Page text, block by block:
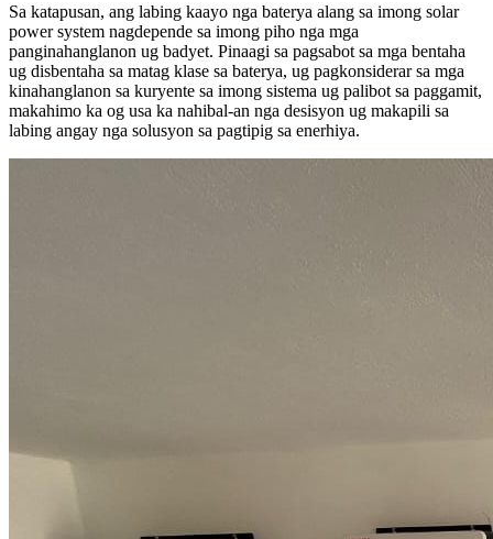
Sa katapusan, ang labing kaayo nga baterya alang sa imong solar
power system nagdepende sa imong piho nga mga
panginahanglanon ug badyet. Pinaagi sa pagsabot sa mga bentaha
ug disbentaha sa matag klase sa baterya, ug pagkonsiderar sa mga
kinahanglanon sa kuryente sa imong sistema ug palibot sa paggamit,
makahimo ka og usa ka nahibal-an nga desisyon ug makapili sa
labing angay nga solusyon sa pagtipig sa enerhiya.